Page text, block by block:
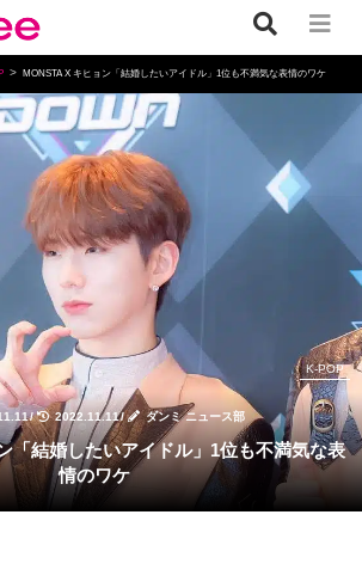
MONSTA X キヒョン「結婚したいアイドル」1位も不満気な表情のワケ
/ 2022.11.11/ ダンミ ニュース部
K-POP
情のワケ